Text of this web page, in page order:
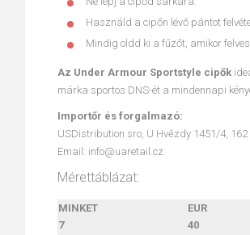
Használd a cipőn lévő pántot
Mindig oldd ki a fűzőt, amikor
Az Under Armour Sportstyle cipők
márka sportos DNS-ét a mindennapi
Importőr és forgalmazó:
USDistribution sro, U Hvězdy 1451/4,
Email: info@uaretail.cz
Mérettáblázat:
MINKET EUR
7
40